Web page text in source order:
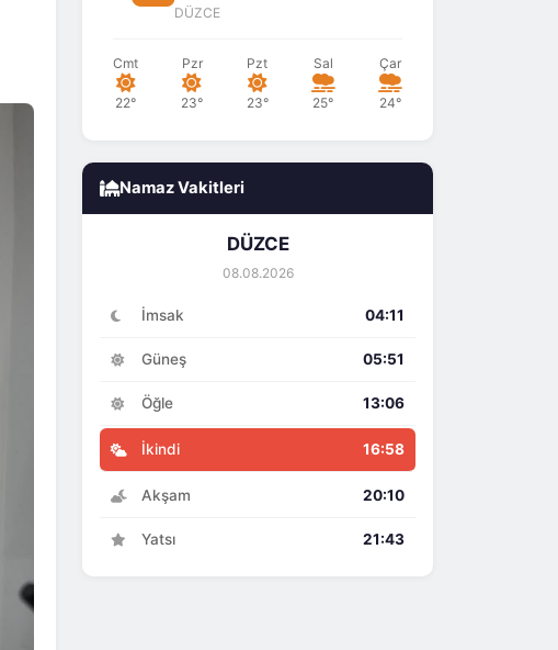
DÜZCE
Cmt
22°
Pzr
23°
Pzt
23°
Sal
25°
Çar
24°
Namaz Vakitleri
DÜZCE
08.08.2026
İmsak 04:11
Güneş 05:51
Öğle 13:06
İkindi 16:58
Akşam 20:10
Yatsı 21:43